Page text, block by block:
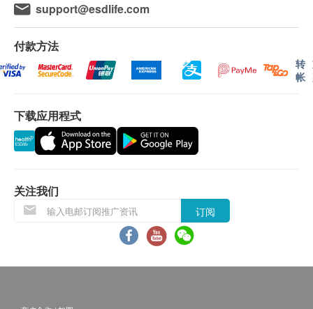
痛疼痛、运动受创及经常重复同一动作人士。
无药性舒痛：MSM有机硫
MSM有机硫(Methylsulfonylmethane)获多项国际医学
研究证实，能有效舒缓各种慢性痛症，而且不含药性
及副作用，被喻为较止痛药更安全有效的保健良方。
透明质酸(Hyaluronic Acid)乃软骨及滑液的重要元
素，有助软骨留住水份，润滑关节，减低关节之间的
磨擦所产生的痛楚，改善长期磨损及僵硬的问题。市
柏健[9合1 强效关节专方] 每粒蕴含7.5毫克透明质酸，
充足的份量让你的关节保持青春。
促进再生、舒缓红肿、缓解炎症：多酚、乳香、姜黄
独有InflamEaseTM科研配方，专用舒红抗炎成分包
括：蕴含多酚(标准化76%) (Standardized to 76%
址。送货日期及地址一经确认后将无法更改，否则将
会引致严重送货延误，顾客亦须自行缴付因更改送货
日期及地址而引起之全数费用。
3. 不排除运送时间会因节日而有所影响。当八号烈风
4. 所有订单须视乎相关货品的供应情况再作最後确
认。倘若健康网购health.ESDlife未能提供任何订单上
的货品，健康网购health.ESDlife有权拒绝接受该订
排。
保證
1. 货品质量保證，於顾客收到产品当日起计，食用期
换货条款
有损毁情况，一经确认签收，恕不接受退换。
support@esdlife.com
付款方法
转
帐
下载应用程式
关注我们
订阅